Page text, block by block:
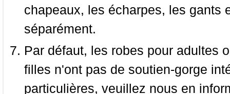
chapeaux, les écharpes, les gants
séparément.
Par défaut, les robes pour adultes
filles n'ont pas de soutien-gorge
particulières, veuillez nous en